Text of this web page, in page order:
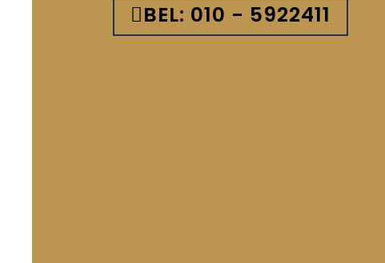
BEL: 010 - 5922411